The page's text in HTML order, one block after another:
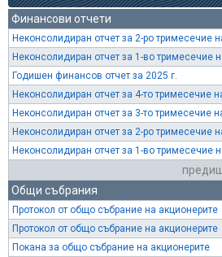
Финансови отчети
Неконсолидиран отчет за 2-ро тримесечие
Неконсолидиран отчет за 1-во тримесечие
Годишен финансов отчет за 2025 г.
Неконсолидиран отчет за 4-то тримесечие
Неконсолидиран отчет за 3-то тримесечие
Неконсолидиран отчет за 2-ро тримесечие
Неконсолидиран отчет за 1-во тримесечие
Общи събрания
Протокол от общо събрание на акционерите
Протокол от общо събрание на акционерите
Покана за общо събрание на акционерите